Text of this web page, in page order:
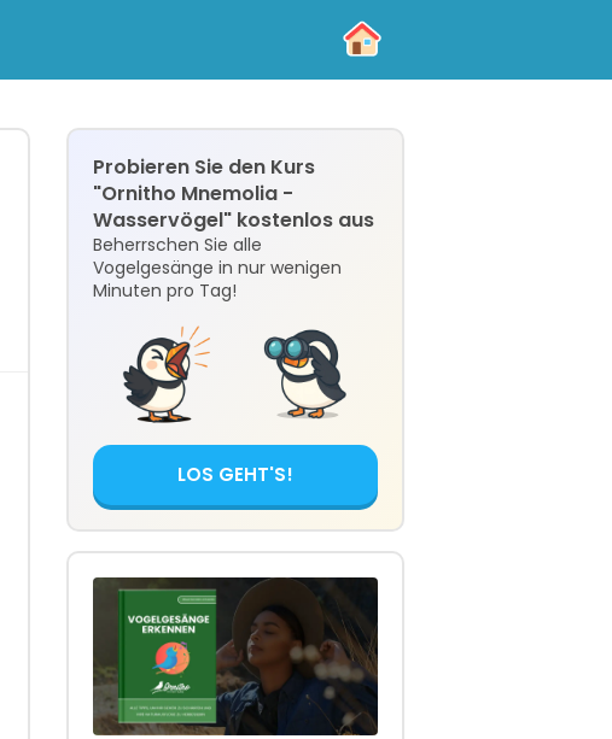
Probieren Sie den Kurs
"Ornitho Mnemolia -
Wasservögel" kostenlos aus
Beherrschen Sie alle
Vogelgesänge in nur wenigen
Minuten pro Tag!
LOS GEHT'S!